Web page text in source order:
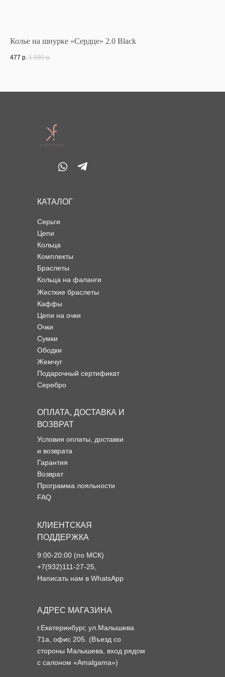
Колье на шнурке «Сердце» 2.0 Black
477 р. 1 590 р.
Серьги
Цепи
Кольца
Комплекты
Браслеты
Кольца на фаланги
Условия оплаты, доставки
и возврата
Гарантия
Возврат
Программа лояльности
FAQ
КАТАЛОГ
ОПЛАТА, ДОСТАВКА И
ВОЗВРАТ
КЛИЕНТСКАЯ
ПОДДЕРЖКА
Жесткие браслеты
Каффы
Цепи на очки
Очки
Сумки
Ободки
Жемчуг
Подарочный сертификат
Серебро
АДРЕС МАГАЗИНА
г.Екатеринбург, ул.Малышева
71а, офис 205. (Въезд со
стороны Малышева, вход рядом
с салоном «Amalgama»)
9:00-20:00 (по МСК)
+7(932)111-27-25,
Написать нам в WhatsApp